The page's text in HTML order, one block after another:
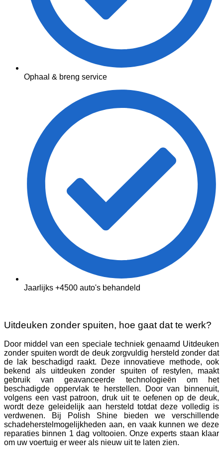
Ophaal & breng service
Jaarlijks +4500 auto's behandeld
Uitdeuken zonder spuiten, hoe gaat dat te werk?
Door middel van een speciale techniek genaamd Uitdeuken
zonder spuiten wordt de deuk zorgvuldig hersteld zonder dat
de lak beschadigd raakt. Deze innovatieve methode, ook
bekend als uitdeuken zonder spuiten of restylen, maakt
gebruik van geavanceerde technologieën om het
beschadigde oppervlak te herstellen. Door van binnenuit,
volgens een vast patroon, druk uit te oefenen op de deuk,
wordt deze geleidelijk aan hersteld totdat deze volledig is
verdwenen. Bij Polish Shine bieden we verschillende
schadeherstelmogelijkheden aan, en vaak kunnen we deze
reparaties binnen 1 dag voltooien. Onze experts staan klaar
om uw voertuig er weer als nieuw uit te laten zien.